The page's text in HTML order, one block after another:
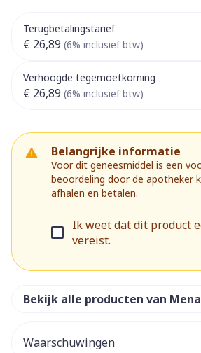
Terugbetalingstarief
€ 26,89 (6% inclusief btw)
Verhoogde tegemoetkoming
€ 26,89 (6% inclusief btw)
Belangrijke informatie
Voor dit geneesmiddel is een
beoordeling door de apotheker
afhalen en betalen.
Ik weet dat dit product
vereist.
Bekijk alle producten van
Waarschuwingen